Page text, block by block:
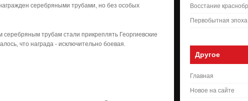
серебряными трубами, но без особых
трубам стали прикреплять Георгиевские
что награда - исключительно боевая.
Восстание
Первобытная
Другое
Главная
Новое на сайте